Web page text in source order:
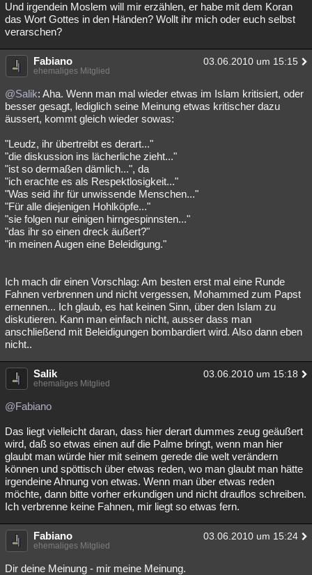
Und irgendein Moslem will mir erzählen, er habe mit dem Koran
das Wort Gottes in den Händen? Wollt ihr mich oder euch selbst
verarschen?
Fabiano 03.06.2010 um 15:15
ehemaliges Mitglied
@Salik: Aha. Wenn man mal wieder etwas im Islam kritisiert, oder
besser gesagt, lediglich seine Meinung etwas kritischer dazu
äussert, kommt gleich wieder sowas:
"Leudz, ihr übertreibt es derart..."
"die diskussion ins lächerliche zieht..."
"ist so dermaßen dämlich...", da
"ich erachte es als Respektlosigkeit..."
"Was seid ihr für unwissende Menschen..."
"Für alle diejenigen Hohlköpfe..."
"sie folgen nur einigen hirngespinnsten..."
"das ihr so einen dreck äußert?"
"in meinen Augen eine Beleidigung."
Ich mach dir einen Vorschlag: Am besten erst mal eine Runde
Fahnen verbrennen und nicht vergessen, Mohammed zum Papst
ernennen... Ich glaub, es hat keinen Sinn, über den Islam zu
diskutieren. Kann man einfach nicht, ausser dass man
anschließend mit Beleidigungen bombardiert wird. Also dann eben
nicht..
Salik 03.06.2010 um 15:18
ehemaliges Mitglied
@Fabiano
Das liegt vielleicht daran, dass hier derart dummes zeug geäußert
wird, daß so etwas einen auf die Palme bringt, wenn man hier
glaubt man würde hier mit seinem gerede die welt verändern
können und spöttisch über etwas reden, wo man glaubt man hätte
irgendeine Ahnung von etwas. Wenn man über etwas reden
möchte, dann bitte vorher erkundigen und nicht drauflos schreiben.
Ich verbrenne keine Fahnen, mir liegt so etwas fern.
Fabiano 03.06.2010 um 15:24
ehemaliges Mitglied
Dir deine Meinung - mir meine Meinung.